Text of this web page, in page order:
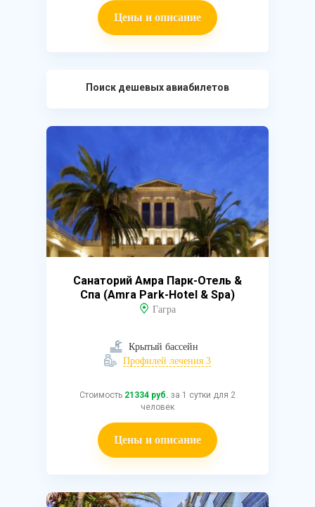
Цены и описание
Поиск дешевых авиабилетов
Санаторий Амра Парк-Отель &
Спа (Amra Park-Hotel & Spa)
Гагра
Крытый бассейн
Профилей лечения 3
Стоимость 21334 руб. за 1 сутки для 2
человек
Цены и описание